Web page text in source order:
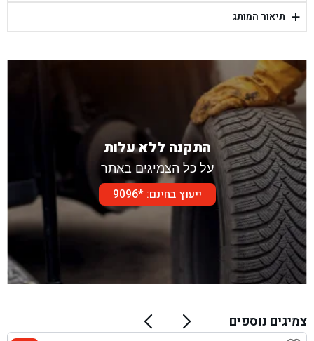
בן גל - דור אלון הר טוב - בית שמש + תיאור המותג
התקנה ללא עלות
על כל הצמיגים באתר
ייעוץ בחינם: *9096
צמיגים נוספים